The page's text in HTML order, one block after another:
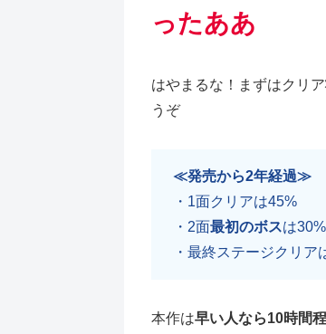
ったああ
はやまるな！まずはクリ
うぞ
≪発売から2年経過≫
・1面クリアは45%
・2面最初のボスは
・最終ステージクリア
本作は早い人なら10時間